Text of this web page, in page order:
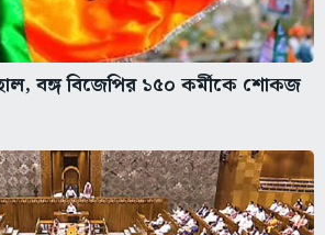
বঙ্গ বিজেপির ১৫০ কর্মীকে শোকজ